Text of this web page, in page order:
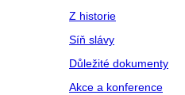
Z historie
Síň slávy
Důležité dokumenty
Akce a konference